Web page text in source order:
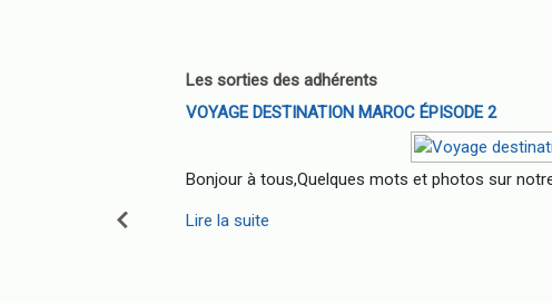
Les sorties des adhérents
VOYAGE DESTINATION MAROC ÉPISODE 2
Bonjour à tous,Quelques mots et photos sur
Lire la suite